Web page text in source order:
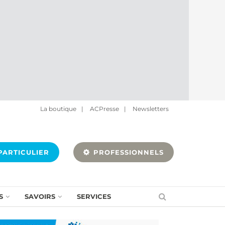
La boutique | ACPresse | Newsletters
PROFESSIONNELS
SAVOIRS SERVICES